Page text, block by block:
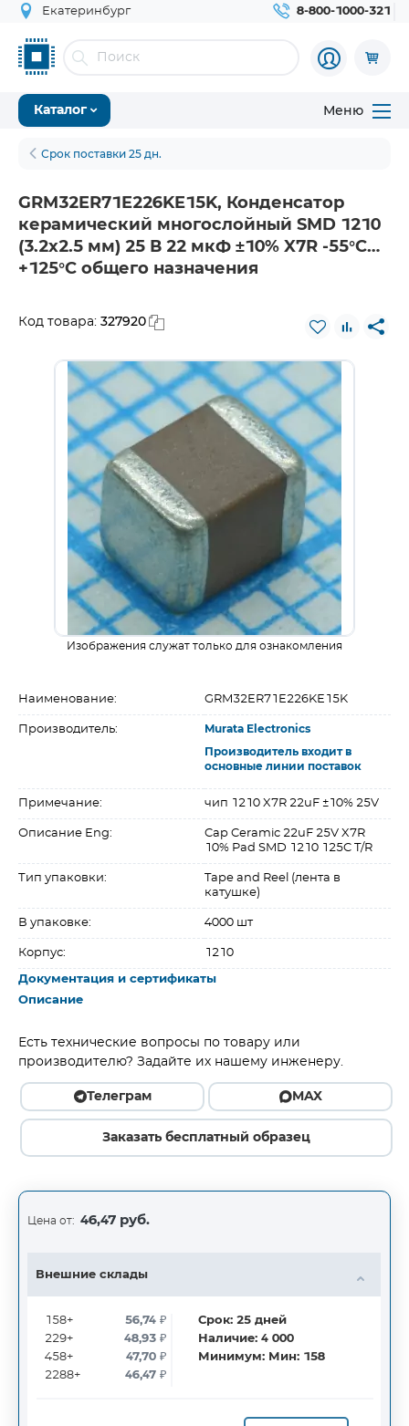
Екатеринбург 8-800-1000-321
Каталог Меню
Срок поставки 25 дн.
GRM32ER71E226KE15K, Конденсатор
керамический многослойный SMD 1210
(3.2х2.5 мм) 25 В 22 мкФ ±10% X7R -55°C…
+125°C общего назначения
Код товара: 327920
Изображения служат только для ознакомления
Наименование: GRM32ER71E226KE15K
Производитель: Murata Electronics
Производитель входит в
основные линии поставок
Примечание: чип 1210 X7R 22uF ±10% 25V
Описание Eng:
Cap Ceramic 22uF 25V X7R
10% Pad SMD 1210 125C T/R
Тип упаковки:
Tape and Reel (лента в
катушке)
В упаковке: 4000 шт
Корпус: 1210
Документация и сертификаты
Описание
Есть технические вопросы по товару или
производителю? Задайте их нашему инженеру.
Телеграм MAX
Заказать бесплатный образец
Цена от: 46,47 руб.
Внешние склады
158+
229+
458+
2288+
56,74₽
48,93₽
47,70₽
46,47₽
Срок:25дней
Наличие:4 000
Минимум: Мин: 158